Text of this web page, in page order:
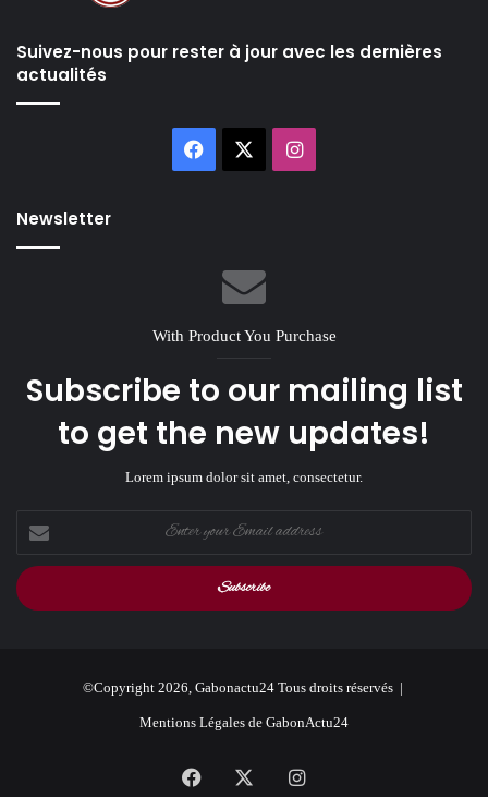
Suivez-nous pour rester à jour avec les dernières
actualités
Facebook Instagram
Newsletter
With Product You Purchase
Subscribe to our mailing list
to get the new updates!
Lorem ipsum dolor sit amet, consectetur.
your
Email
address
©Copyright 2026, Gabonactu24 Tous droits réservés |
Mentions Légales de GabonActu24
Facebook Instagram